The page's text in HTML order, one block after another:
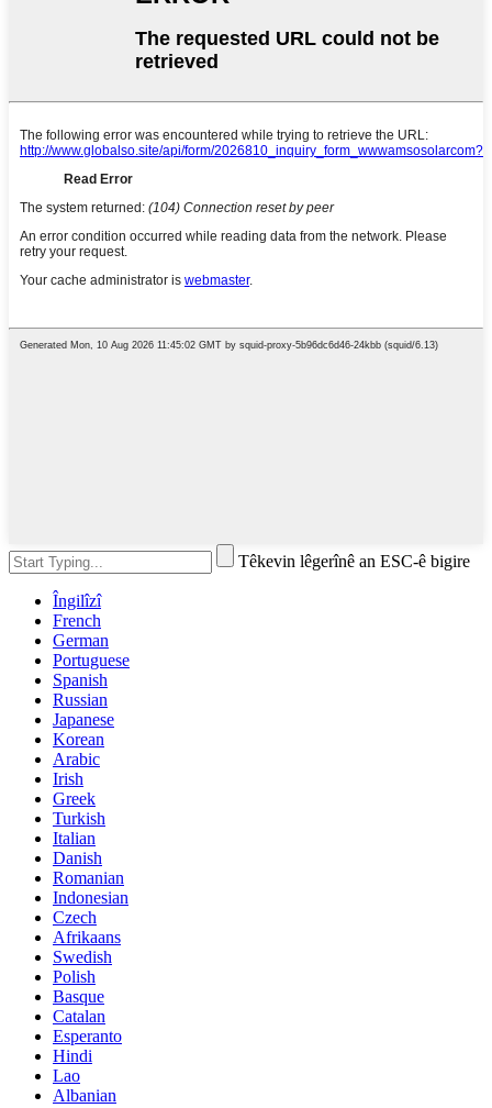
Têkevin lêgerînê an ESC-ê bigire
Îngilîzî
French
German
Portuguese
Spanish
Russian
Japanese
Korean
Arabic
Irish
Greek
Turkish
Italian
Danish
Romanian
Indonesian
Czech
Afrikaans
Swedish
Polish
Basque
Catalan
Esperanto
Hindi
Lao
Albanian